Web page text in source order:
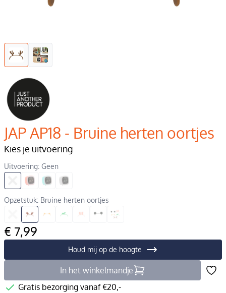
JAP AP18 - Bruine herten oortjes
Kies je uitvoering
Uitvoering: Geen
Opzetstuk: Bruine herten oortjes
€ 7,99
Houd mij op de hoogte
In het winkelmandje
Gratis bezorging vanaf €20,-